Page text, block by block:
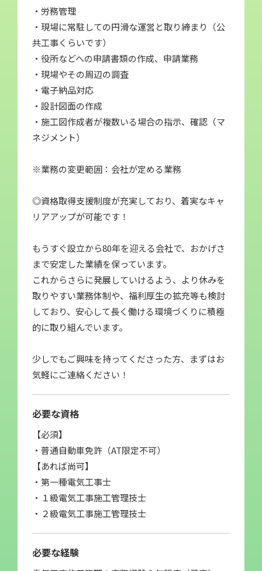
・労務管理
・現場に常駐しての円滑な運営と取り締まり（公
共工事くらいです）
・役所などへの申請書類の作成、申請業務
・現場やその周辺の調査
・電子納品対応
・設計図面の作成
・施工図作成者が複数いる場合の指示、確認（マ
ネジメント）
※業務の変更範囲：会社が定める業務
◎資格取得支援制度が充実しており、着実なキャ
リアアップが可能です！
もうすぐ設立から80年を迎える会社で、おかげさ
まで安定した業績を保っています。
これからさらに発展していけるよう、より休みを
取りやすい業務体制や、福利厚生の拡充等も検討
しており、安心して長く働ける環境づくりに積極
的に取り組んでいます。
少しでもご興味を持ってくださった方、まずはお
気軽にご連絡ください！
必要な資格
【必須】
・普通自動車免許（AT限定不可）
【あれば尚可】
・第一種電気工事士
・１級電気工事施工管理技士
・２級電気工事施工管理技士
必要な経験